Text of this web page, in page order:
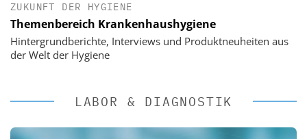
ZUKUNFT DER HYGIENE
Themenbereich Krankenhaushygiene
Hintergrundberichte, Interviews und Produktneuheiten aus
der Welt der Hygiene
LABOR & DIAGNOSTIK